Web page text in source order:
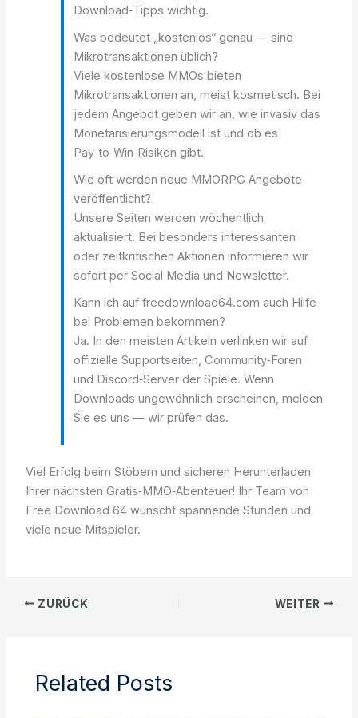
Download‑Tipps wichtig.
Was bedeutet „kostenlos“ genau — sind
Mikrotransaktionen üblich?
Viele kostenlose MMOs bieten
Mikrotransaktionen an, meist kosmetisch. Bei
jedem Angebot geben wir an, wie invasiv das
Monetarisierungsmodell ist und ob es
Pay‑to‑Win‑Risiken gibt.
Wie oft werden neue MMORPG Angebote
veröffentlicht?
Unsere Seiten werden wöchentlich
aktualisiert. Bei besonders interessanten
oder zeitkritischen Aktionen informieren wir
sofort per Social Media und Newsletter.
Kann ich auf freedownload64.com auch Hilfe
bei Problemen bekommen?
Ja. In den meisten Artikeln verlinken wir auf
offizielle Supportseiten, Community‑Foren
und Discord‑Server der Spiele. Wenn
Downloads ungewöhnlich erscheinen, melden
Sie es uns — wir prüfen das.
Viel Erfolg beim Stöbern und sicheren Herunterladen
Ihrer nächsten Gratis‑MMO‑Abenteuer! Ihr Team von
Free Download 64 wünscht spannende Stunden und
viele neue Mitspieler.
ZURÜCK WEITER
Related Posts